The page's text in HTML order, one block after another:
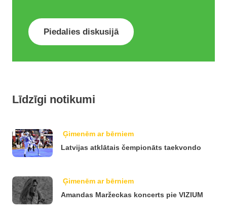
Piedalies diskusijā
Līdzīgi notikumi
Ģimenēm ar bērniem
Latvijas atklātais čempionāts taekvondo
Ģimenēm ar bērniem
Amandas Maržeckas koncerts pie VIZIUM